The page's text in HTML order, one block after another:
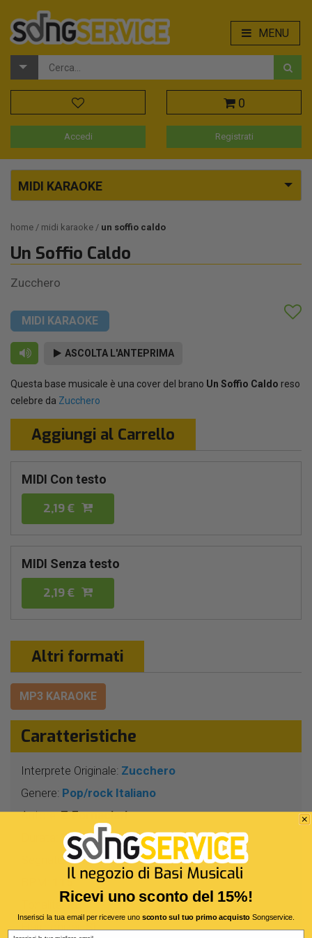
MENU
0
Accedi Registrati
MIDI KARAOKE
home midi karaoke un soffio caldo
Un Soffio Caldo
Zucchero
MIDI KARAOKE
ASCOLTA L'ANTEPRIMA
Questa base musicale è una cover del brano Un Soffio Caldo reso
celebre da Zucchero
Aggiungi al Carrello
MIDI Con testo
2,19 €
MIDI Senza testo
2,19 €
Altri formati
MP3 KARAOKE
Caratteristiche
Interprete Originale: Zucchero
Genere: Pop/rock Italiano
Autore:Z.Fornaciari
5 Min 4 Sec
Segnatura:4/4
115
Tonalità: RE
Harmonizer:Sì
Ricevi uno sconto del 15%!
Inserisci la tua email per ricevere uno sconto sul tuo primo acquistoSongservice.